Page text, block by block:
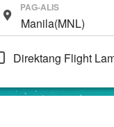
PAG-ALIS
Direktang Flight